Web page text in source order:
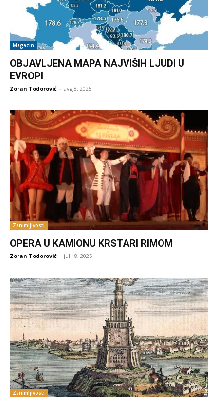
Magazin
OBJAVLJENA MAPA NAJVIŠIH LJUDI U
EVROPI
Zoran Todorović - avg 8, 2025
Zanimljivosti
OPERA U KAMIONU KRSTARI RIMOM
Zoran Todorović - jul 18, 2025
Zanimljivosti